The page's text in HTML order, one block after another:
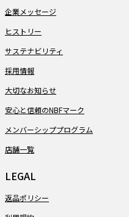
企業メッセージ
ヒストリー
サステナビリティ
採用情報
大切なお知らせ
安心と信頼のNBFマーク
メンバーシッププログラム
店舗一覧
LEGAL
返品ポリシー